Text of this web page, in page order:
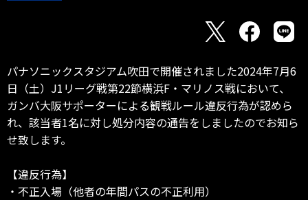
パナソニックスタジアム吹田で開催されました2024年7月6
日（土）J1リーグ戦第22節横浜F・マリノス戦において、
ガンバ大阪サポーターによる観戦ルール違反行為が認めら
れ、該当者1名に対し処分内容の通告をしましたのでお知ら
せ致します。
【違反行為】
・不正入場（他者の年間パスの不正利用）